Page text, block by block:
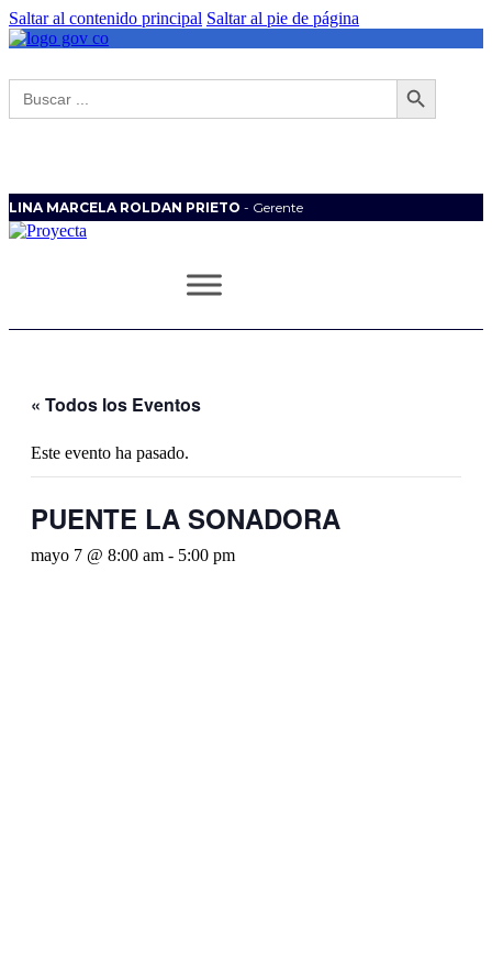
Saltar al contenido principal Saltar al pie de página
Buscar: Botón de búsqueda
LINA MARCELA ROLDAN PRIETO - Gerente
« Todos los Eventos
Este evento ha pasado.
PUENTE LA SONADORA
mayo 7 @ 8:00 am - 5:00 pm